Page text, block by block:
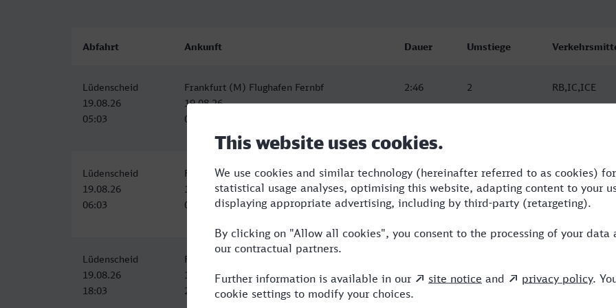
Abfahrt Ankunft Dauer Umstiege
Lüdenscheid
19.08.26
05:03
Frankfurt (M) Flughafen Fernbf
19.08.26
07:49
2:46 2 RB,IC,ICE
Lüdenscheid
19.08.26
06:03
Frankfurt (M) Flughafen Fernbf
19.08.26
08:49
2:46 1 RB,ICE
Lüdenscheid
19.08.26
18:03
Frankfurt (M) Flughafen Fernbf
19.08.26
20:49